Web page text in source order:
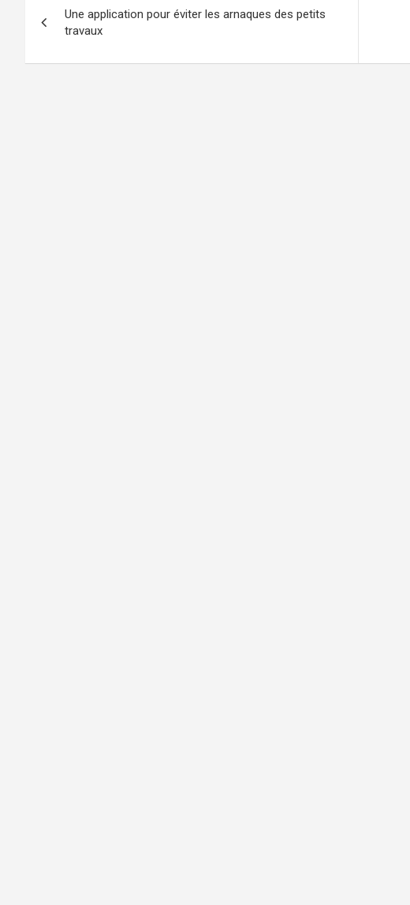
de
l’article
Une application pour éviter les arnaques des petits
travaux